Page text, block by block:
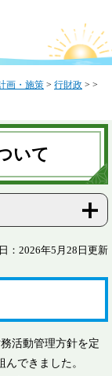
画・施策 > 行財政 > >
いて
：2026年5月28日更新
活動管理方針を定
できました。